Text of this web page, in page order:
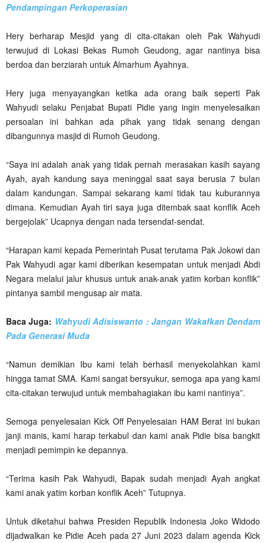
Pendampingan Perkoperasian
Hery berharap Mesjid yang di cita-citakan oleh Pak Wahyudi
terwujud di Lokasi Bekas Rumoh Geudong, agar nantinya bisa
berdoa dan berziarah untuk Almarhum Ayahnya.
Hery juga menyayangkan ketika ada orang baik seperti Pak
Wahyudi selaku Penjabat Bupati Pidie yang ingin menyelesaikan
persoalan ini bahkan ada pihak yang tidak senang dengan
dibangunnya masjid di Rumoh Geudong.
“Saya ini adalah anak yang tidak pernah merasakan kasih sayang
Ayah, ayah kandung saya meninggal saat saya berusia 7 bulan
dalam kandungan. Sampai sekarang kami tidak tau kuburannya
dimana. Kemudian Ayah tiri saya juga ditembak saat konflik Aceh
bergejolak” Ucapnya dengan nada tersendat-sendat.
“Harapan kami kepada Pemerintah Pusat terutama Pak Jokowi dan
Pak Wahyudi agar kami diberikan kesempatan untuk menjadi Abdi
Negara melalui jalur khusus untuk anak-anak yatim korban konflik”
pintanya sambil mengusap air mata.
Baca Juga: Wahyudi Adisiswanto : Jangan Wakafkan Dendam
Pada Generasi Muda
“Namun demikian Ibu kami telah berhasil menyekolahkan kami
hingga tamat SMA. Kami sangat bersyukur, semoga apa yang kami
cita-citakan terwujud untuk membahagiakan ibu kami nantinya”.
Semoga penyelesaian Kick Off Penyelesaian HAM Berat ini bukan
janji manis, kami harap terkabul dan kami anak Pidie bisa bangkit
menjadi pemimpin ke depannya.
“Terima kasih Pak Wahyudi, Bapak sudah menjadi Ayah angkat
kami anak yatim korban konflik Aceh” Tutupnya.
Untuk diketahui bahwa Presiden Republik Indonesia Joko Widodo
dijadwalkan ke Pidie Aceh pada 27 Juni 2023 dalam agenda Kick